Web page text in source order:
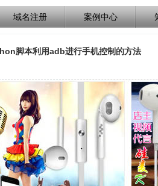
域名注册 案例中心
脚本利用adb进行手机控制的方法